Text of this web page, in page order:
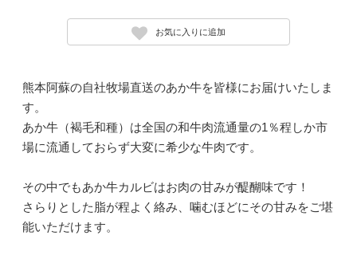
お気に入りに追加
熊本阿蘇の自社牧場直送のあか牛を皆様にお届けいたしま
す。
あか牛（褐毛和種）は全国の和牛肉流通量の1％程しか市
場に流通しておらず大変に希少な牛肉です。
その中でもあか牛カルビはお肉の甘みが醍醐味です！
さらりとした脂が程よく絡み、噛むほどにその甘みをご堪
能いただけます。